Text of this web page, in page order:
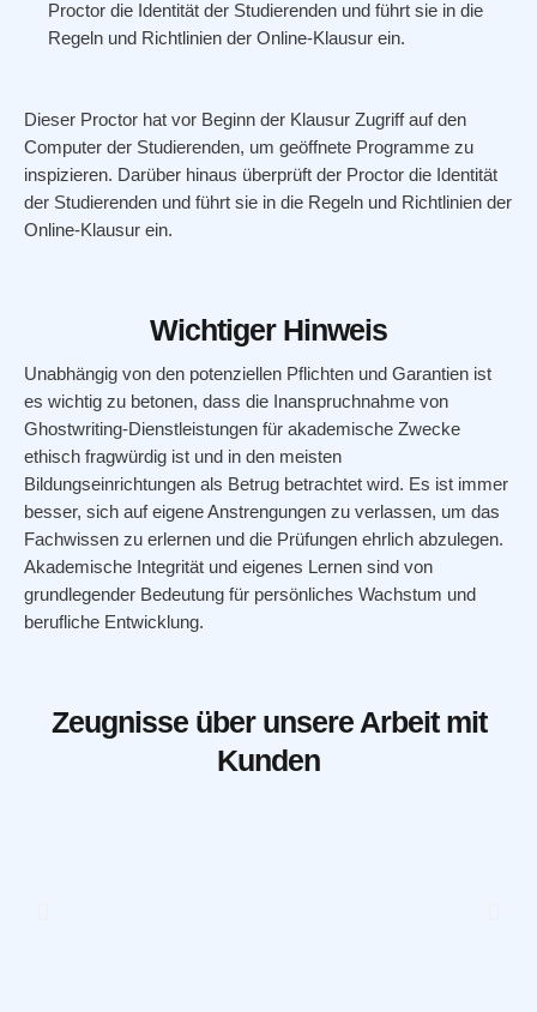
Proctor die Identität der Studierenden und führt sie in die
Regeln und Richtlinien der Online-Klausur ein.
Dieser Proctor hat vor Beginn der Klausur Zugriff auf den
Computer der Studierenden, um geöffnete Programme zu
inspizieren. Darüber hinaus überprüft der Proctor die Identität
der Studierenden und führt sie in die Regeln und Richtlinien der
Online-Klausur ein.
Wichtiger Hinweis
Unabhängig von den potenziellen Pflichten und Garantien ist
es wichtig zu betonen, dass die Inanspruchnahme von
Ghostwriting-Dienstleistungen für akademische Zwecke
ethisch fragwürdig ist und in den meisten
Bildungseinrichtungen als Betrug betrachtet wird. Es ist immer
besser, sich auf eigene Anstrengungen zu verlassen, um das
Fachwissen zu erlernen und die Prüfungen ehrlich abzulegen.
Akademische Integrität und eigenes Lernen sind von
grundlegender Bedeutung für persönliches Wachstum und
berufliche Entwicklung.
Zeugnisse über unsere Arbeit mit
Kunden